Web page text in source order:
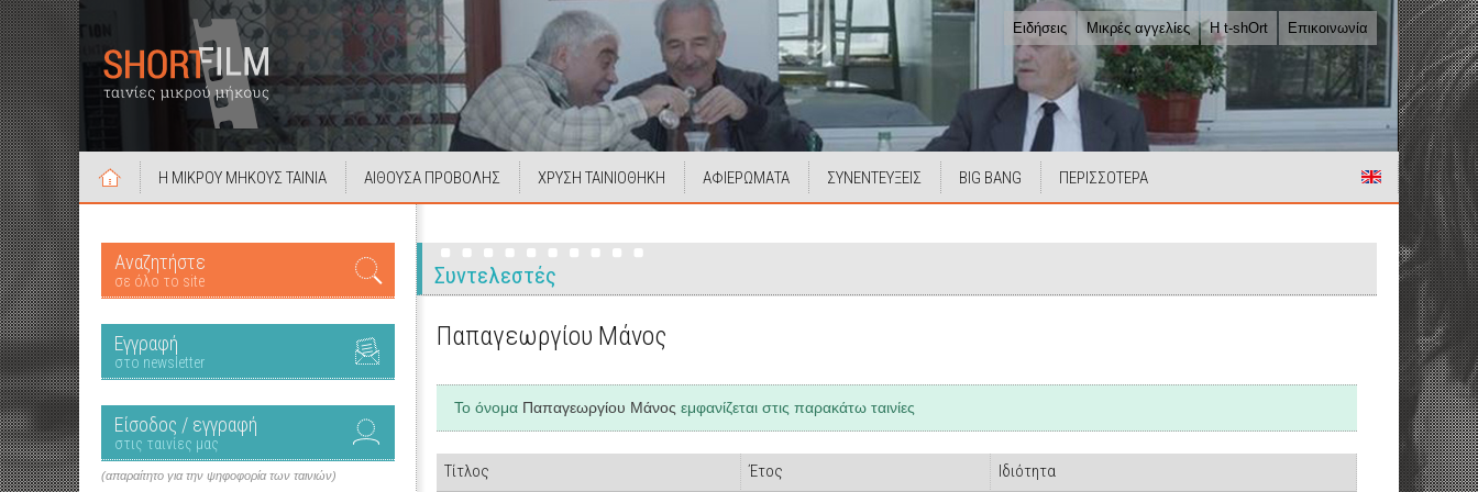
Ειδήσεις Μικρές αγγελίες Η t-shOrt Επικοινωνία
Η ΜΙΚΡΟΥ ΜΗΚΟΥΣ ΤΑΙΝΙΑ ΑΙΘΟΥΣΑ ΠΡΟΒΟΛΗΣ ΧΡΥΣΗ ΤΑΙΝΙΟΘΗΚΗ ΑΦΙΕΡΩΜΑΤΑ ΣΥΝΕΝΤΕΥΞΕΙΣ BIG BANG ΠΕΡΙΣΣΟΤΕΡΑ
Αναζητήστε
σε όλο το site
Εγγραφή
στο newsletter
Είσοδος / εγγραφή
στις ταινίες μας
(απαραίτητο για την ψηφοφορία των ταινιών)
Συντελεστές
Παπαγεωργίου Μάνος
Το όνομα Παπαγεωργίου Μάνος εμφανίζεται στις παρακάτω ταινίες
Τίτλος Έτος Ιδιότητα